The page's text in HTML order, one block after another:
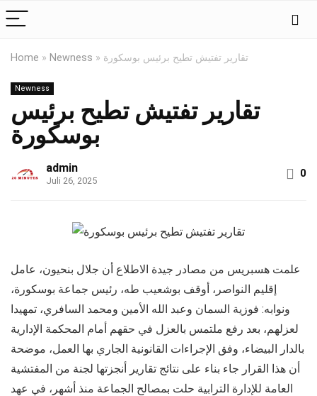
Home » Newness » تقارير تفتيش تطيح برئيس بوسكورة
Newness
تقارير تفتيش تطيح برئيس
بوسكورة
admin
Juli 26, 2025
0
علمت هسبريس من مصادر جيدة الاطلاع أن جلال بنحيون، عامل
إقليم النواصر، أوقف بوشعيب طه، رئيس جماعة بوسكورة،
ونوابه: فوزية السمان وعبد الله الأمين ومحمد السافري، تمهيدا
لعزلهم، بعد رفع ملتمس بالعزل في حقهم أمام المحكمة الإدارية
بالدار البيضاء، وفق الإجراءات القانونية الجاري بها العمل، موضحة
أن هذا القرار جاء بناء على نتائج تقارير أنجزتها لجنة من المفتشية
العامة للإدارة الترابية حلت بمصالح الجماعة منذ أشهر، في عهد